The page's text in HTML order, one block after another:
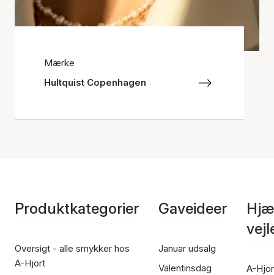
Mærke
Hultquist Copenhagen
Produktkategorier
Oversigt - alle smykker hos
A-Hjort
Gaveideer
Januar udsalg
Valentinsdag
A-